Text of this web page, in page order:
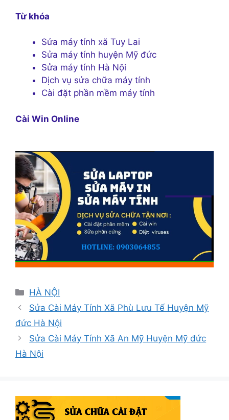
Từ khóa
Sửa máy tính xã Tuy Lai
Sửa máy tính huyện Mỹ đức
Sửa máy tính Hà Nội
Dịch vụ sửa chữa máy tính
Cài đặt phần mềm máy tính
Cài Win Online
Danh
mục
HÀ NỘI
Sửa Cài Máy Tính Xã Phù Lưu Tế Huyện Mỹ
đức Hà Nội
Sửa Cài Máy Tính Xã An Mỹ Huyện Mỹ đức
Hà Nội